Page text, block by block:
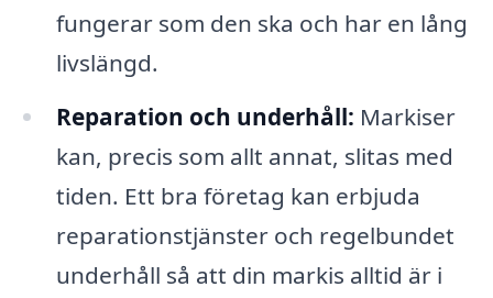
fungerar som den ska och har en lång
livslängd.
Reparation och underhåll: Markiser
kan, precis som allt annat, slitas med
tiden. Ett bra företag kan erbjuda
reparationstjänster och regelbundet
underhåll så att din markis alltid är i